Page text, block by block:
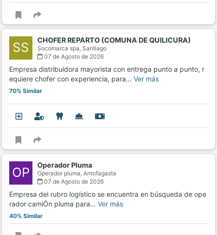
SS CHOFER REPARTO (COMUNA DE QUILICURA)
Socomarca spa, Santiago
07 de Agosto de 2026
Empresa distribuidora mayorista con entrega punto a punto, r
equiere chofer con experiencia, para… Ver más
70% Similar
OP Operador Pluma
Operador pluma, Antofagasta
07 de Agosto de 2026
Empresa del rubro logístico se encuentra en búsqueda de ope
rador camiÓn pluma para… Ver más
40% Similar